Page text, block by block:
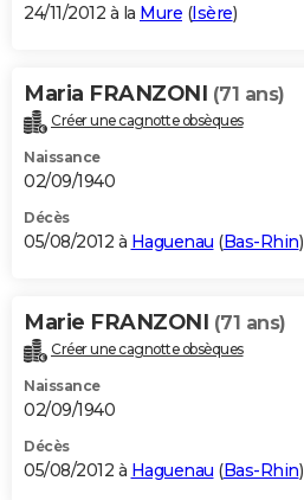
24/11/2012 à la Mure (Isère)
Maria FRANZONI (71 ans)
Créer une cagnotte obsèques
Naissance
02/09/1940
Décès
05/08/2012 à Haguenau (Bas-Rhin)
Marie FRANZONI (71 ans)
Créer une cagnotte obsèques
Naissance
02/09/1940
Décès
05/08/2012 à Haguenau (Bas-Rhin)